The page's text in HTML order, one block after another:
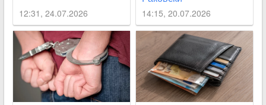
12:31, 24.07.2026 14:15, 20.07.2026